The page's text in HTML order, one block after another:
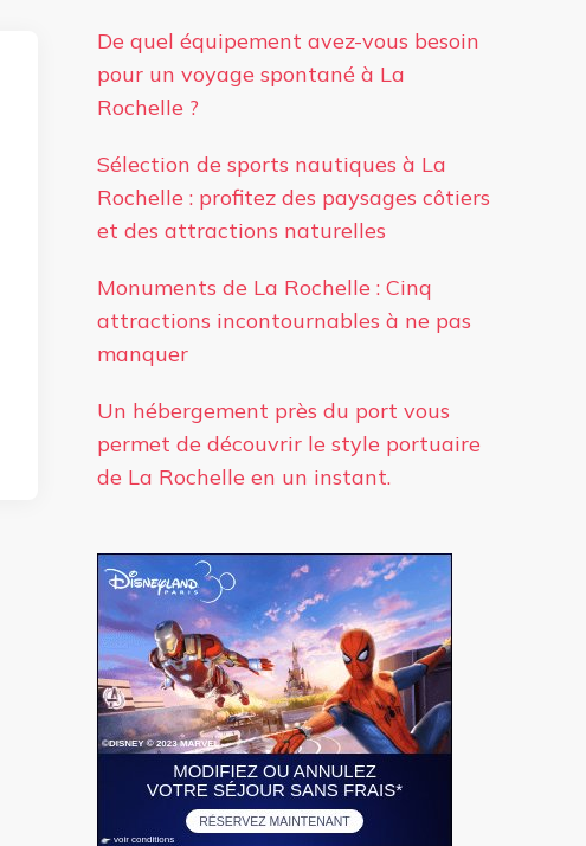
De quel équipement avez-vous besoin
pour un voyage spontané à La
Rochelle ?
Sélection de sports nautiques à La
Rochelle : profitez des paysages côtiers
et des attractions naturelles
Monuments de La Rochelle : Cinq
attractions incontournables à ne pas
manquer
Un hébergement près du port vous
permet de découvrir le style portuaire
de La Rochelle en un instant.